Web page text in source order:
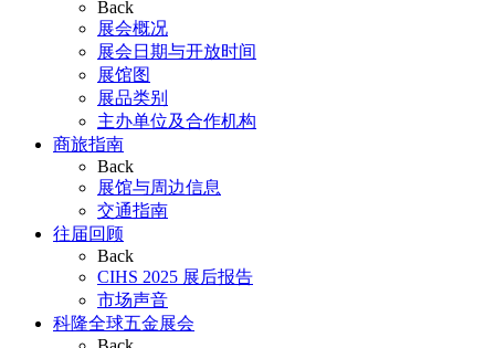
Back
展会概况
展会日期与开放时间
展馆图
展品类别
主办单位及合作机构
商旅指南
Back
展馆与周边信息
交通指南
往届回顾
Back
CIHS 2025 展后报告
市场声音
科隆全球五金展会